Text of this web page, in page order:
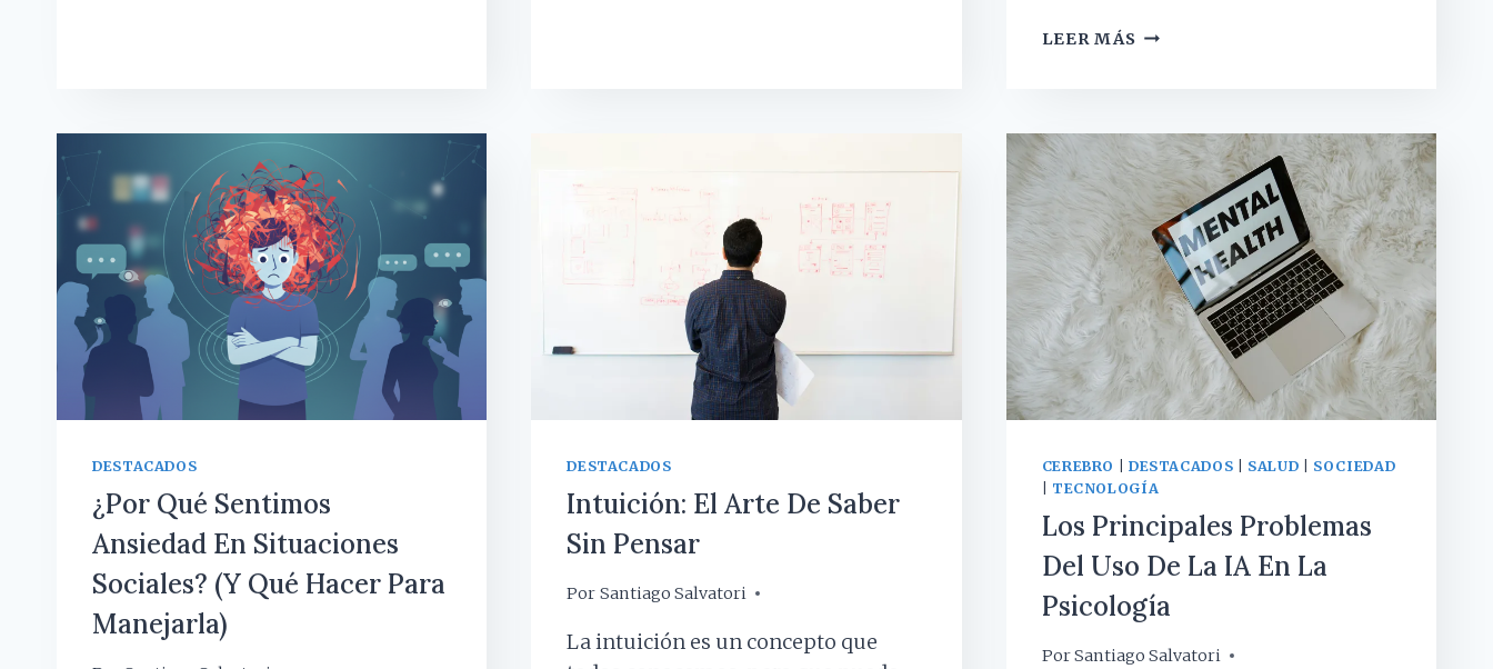
POSITIVO?
SESGO
DE
NEGATIVIDAD)
LEER MÁS ¿QUÉ
DE
CONFIRMACIÓN
CÓMO
NOS
AFECTA
EN
LA
VIDA
DIARIA?
DESTACADOS
¿Por Qué Sentimos
Ansiedad En Situaciones
Sociales? (y Qué Hacer Para
Manejarla)
DESTACADOS
Intuición: El Arte De Saber
Sin Pensar
Por Santiago Salvatori
10 marzo, 2025
La intuición es un concepto que
CEREBRO DESTACADOS SALUD
SOCIEDAD
TECNOLOGÍA
Los Principales Problemas
Del Uso De La IA En La
Psicología
PorSantiago Salvatori
27 septiembre, 2024